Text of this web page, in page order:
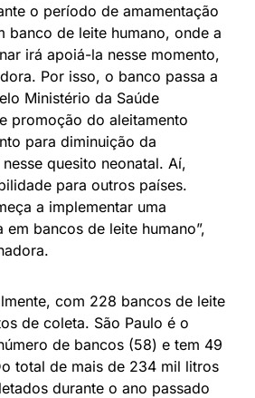
o período de amamentação
banco de leite humano, onde a
irá apoiá-la nesse momento,
Por isso, o banco passa a
Ministério da Saúde
promoção do aleitamento
para diminuição da
quesito neonatal. Aí,
para outros países.
a implementar uma
bancos de leite humano”,
com 228 bancos de leite
de coleta. São Paulo é o
de bancos (58) e tem 49
total de mais de 234 mil litros
durante o ano passado